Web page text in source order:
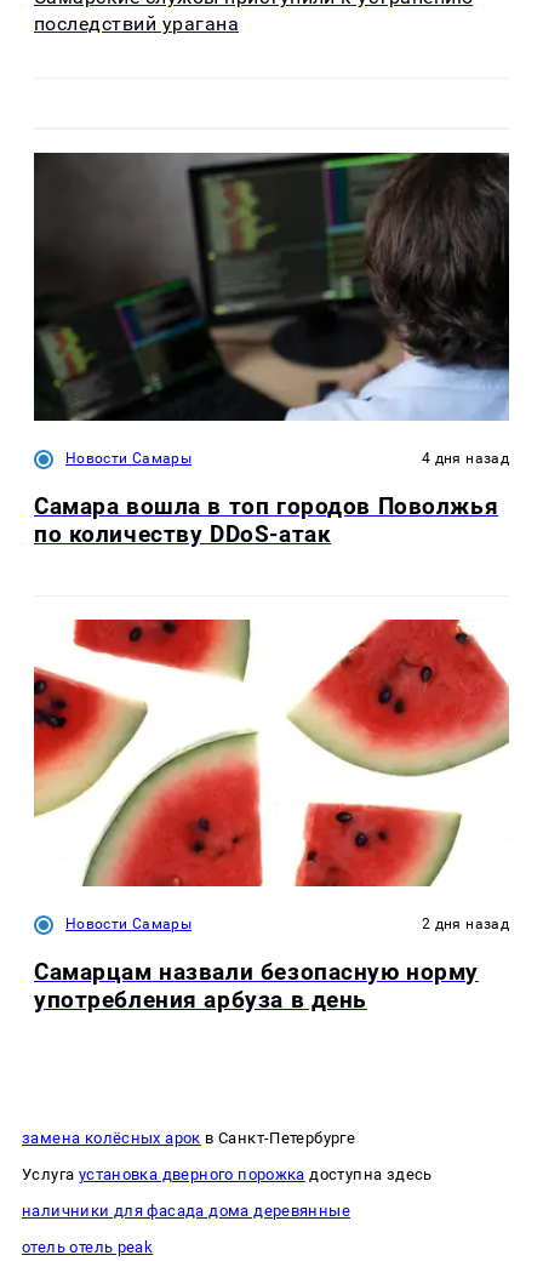
последствий урагана
Новости Самары 4 дня назад
Самара вошла в топ городов Поволжья
по количеству DDoS-атак
Новости Самары 2 дня назад
Самарцам назвали безопасную норму
употребления арбуза в день
замена колёсных арок в Санкт-Петербурге
Услуга установка дверного порожка доступна здесь
наличники для фасада дома деревянные
отель отель peak